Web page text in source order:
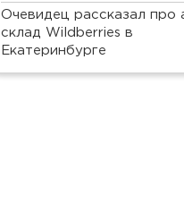
Очевидец рассказал про
склад Wildberries в
Екатеринбурге